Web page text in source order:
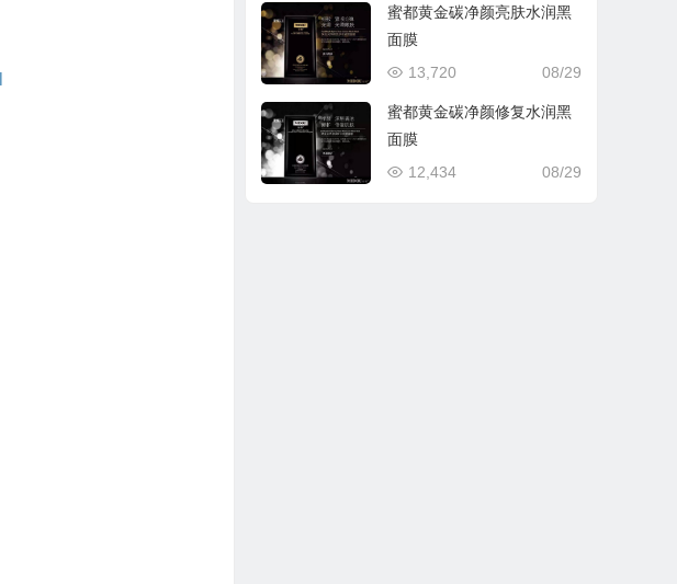
蜜都黄金碳净颜亮肤水润黑
面膜
08/29
13,720
蜜都黄金碳净颜修复水润黑
面膜
08/29
12,434